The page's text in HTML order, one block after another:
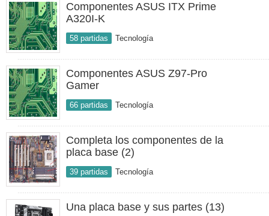
Componentes ASUS ITX Prime
A320I-K
58 partidas Tecnología
Componentes ASUS Z97-Pro
Gamer
66 partidas Tecnología
Completa los componentes de la
placa base (2)
39 partidas Tecnología
Una placa base y sus partes (13)